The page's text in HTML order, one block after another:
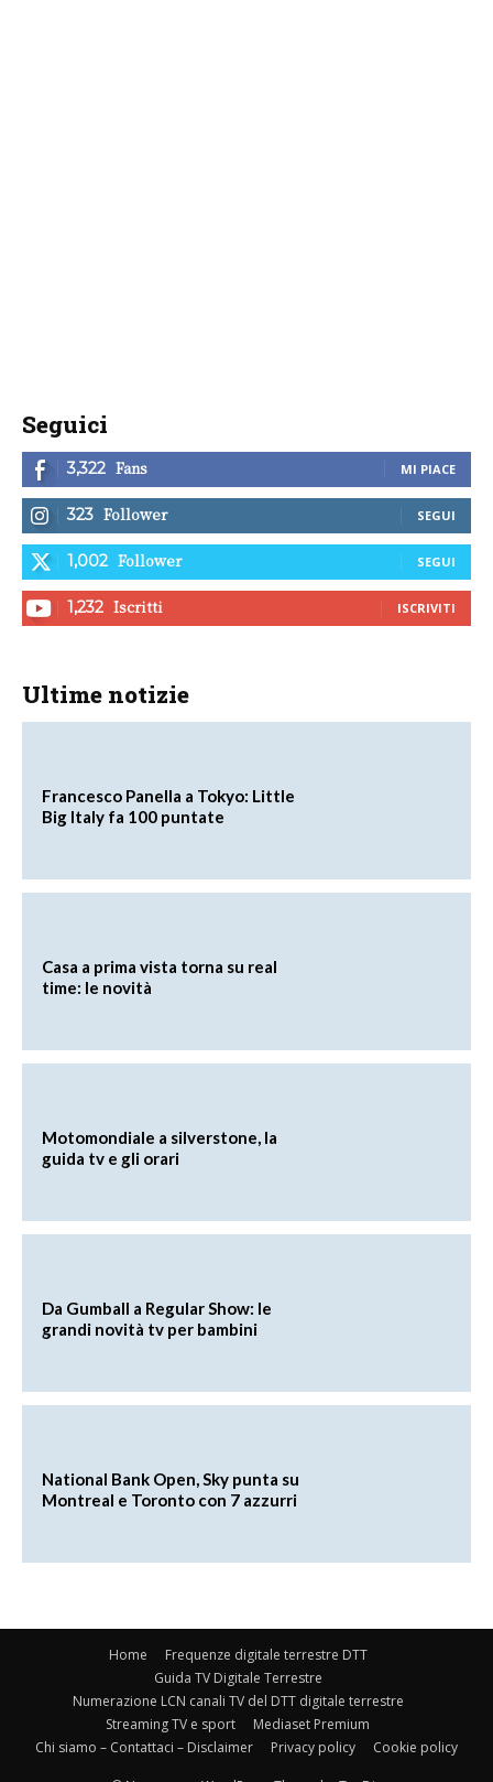
Seguici
3,322 Fans MI PIACE
323 Follower SEGUI
1,002 Follower SEGUI
1,232 Iscritti ISCRIVITI
Ultime notizie
Francesco Panella a Tokyo: Little
Big Italy fa 100 puntate
Casa a prima vista torna su real
time: le novità
Motomondiale a silverstone, la
guida tv e gli orari
Da Gumball a Regular Show: le
grandi novità tv per bambini
National Bank Open, Sky punta su
Montreal e Toronto con 7 azzurri
Home
Frequenze digitale terrestre DTT
Guida TV Digitale Terrestre
Numerazione LCN canali TV del DTT digitale terrestre
Streaming TV e sport
Mediaset Premium
Chi siamo – Contattaci – Disclaimer
Privacy policy Cookie policy